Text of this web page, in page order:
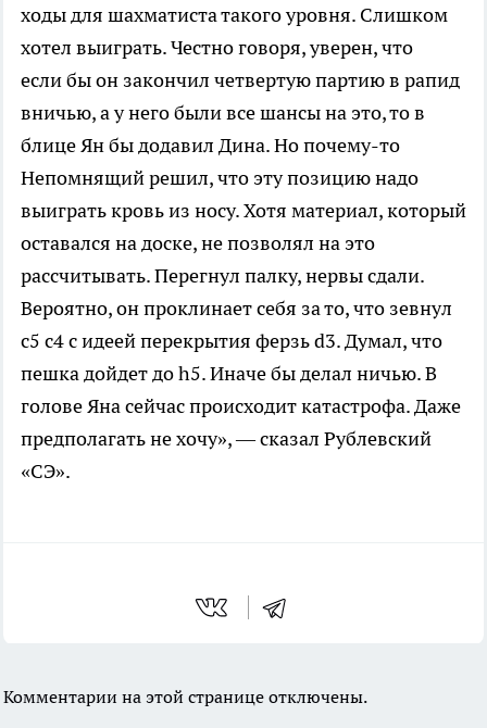
ходы для шахматиста такого уровня. Слишком
хотел выиграть. Честно говоря, уверен, что
если бы он закончил четвертую партию в рапид
вничью, а у него были все шансы на это, то в
блице Ян бы додавил Дина. Но почему-то
Непомнящий решил, что эту позицию надо
выиграть кровь из носу. Хотя материал, который
оставался на доске, не позволял на это
рассчитывать. Перегнул палку, нервы сдали.
Вероятно, он проклинает себя за то, что зевнул
с5 с4 с идеей перекрытия ферзь d3. Думал, что
пешка дойдет до h5. Иначе бы делал ничью. В
голове Яна сейчас происходит катастрофа. Даже
предполагать не хочу», — сказал Рублевский
«СЭ».
Комментарии на этой странице отключены.